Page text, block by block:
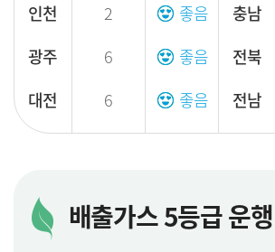
인천
2 좋음 충남
광주
6 좋음 전북
대전
6 좋음 전남
제주
배출가스 5등급 운